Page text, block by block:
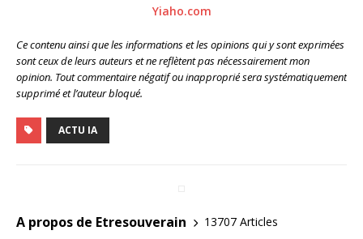
Yiaho.com
Ce contenu ainsi que les informations et les opinions qui y sont exprimées
sont ceux de leurs auteurs et ne reflètent pas nécessairement mon
opinion. Tout commentaire négatif ou inapproprié sera systématiquement
supprimé et l’auteur bloqué.
ACTU IA
A propos de Etresouverain
13707 Articles